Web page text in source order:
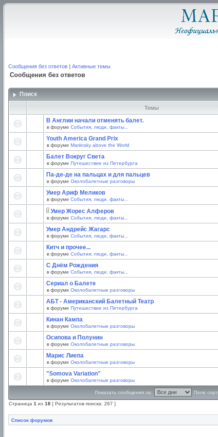
Сообщения без ответов | Активные темы
Сообщения без ответов
Поиск
Темы
В Англии начали отменять балет.
в форуме События, люди, факты...
Youth America Grand Prix
в форуме Mariinsky above the World
Балет Вокруг Света
в форуме Путешествие из Петербурга
Па-де-де на пальцах и для пальцев
в форуме Околобалетные разговоры
Умер Ариф Меликов
в форуме События, люди, факты...
Умер Жорес Алферов
в форуме События, люди, факты...
Умер Андрейс Жагарс
в форуме События, люди, факты...
Китч и прочее...
в форуме События, люди, факты...
С Днём Рождения
в форуме События, люди, факты...
Сериал о Балете
в форуме Околобалетные разговоры
АБТ - Американский Балетный Театр
в форуме Путешествие из Петербурга
Кинан Кампа
в форуме Околобалетные разговоры
Осипова и Полунин
в форуме Околобалетные разговоры
Марис Лиепа
в форуме Околобалетные разговоры
"Somova Variation"
в форуме Околобалетные разговоры
Показать сообщения за: Поле
Страница 1 из 18 [ Результатов поиска: 267 ]
Список форумов